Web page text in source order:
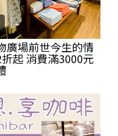
廣場前世今生的情
起 消費滿3000元